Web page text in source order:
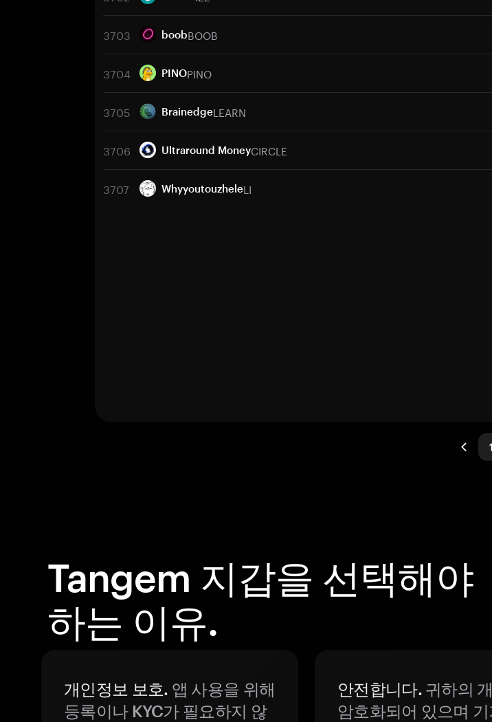
3703 boobBOOB
3704 PINOPINO
3705 BrainedgeLEARN
3706 Ultraround MoneyCIRCLE
3707 WhyyoutouzheleLI
1
Tangem 지갑을 선택해야
하는 이유.
개인정보 보호. 앱 사용을 위해
등록이나 KYC가 필요하지 않
안전합니다.귀하의
암호화되어 있으며